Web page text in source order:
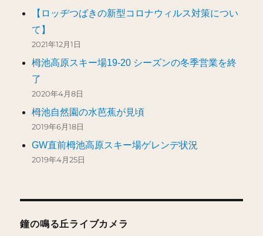
【ロッヂつばきの新型コロナウィルス対策につい
て】
2021年12月1日
栂池高原スキー場19-20 シーズンの冬季営業を終
了
2020年4月8日
栂池自然園の水芭蕉が見頃
2019年6月18日
GW直前栂池高原スキー場ゲレンデ状況
2019年4月25日
鐘の鳴る丘ライブカメラ